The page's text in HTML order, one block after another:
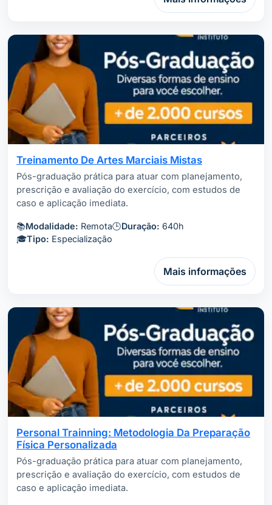
Treinamento De Artes Marciais Mistas
Pós-graduação prática para atuar com planejamento,
prescrição e avaliação do exercício, com estudos de
caso e aplicação imediata.
📚Modalidade: Remota🕒Duração: 640h
🎓Tipo: Especialização
Mais informações
Personal Trainning: Metodologia Da Preparação
Física Personalizada
Pós-graduação prática para atuar com planejamento,
prescrição e avaliação do exercício, com estudos de
caso e aplicação imediata.